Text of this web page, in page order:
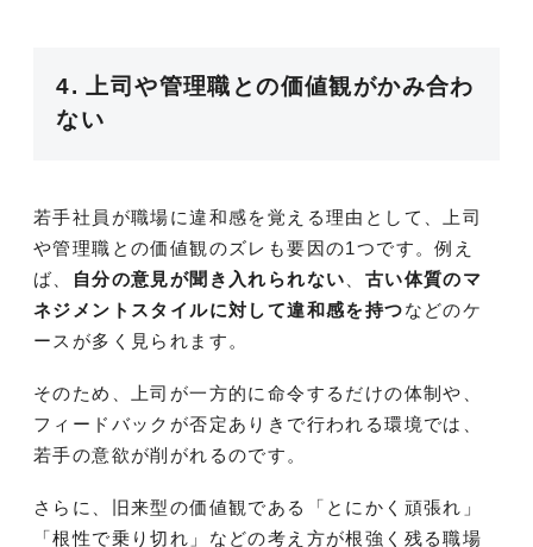
4. 上司や管理職との価値観がかみ合わ
ない
若手社員が職場に違和感を覚える理由として、上司
や管理職との価値観のズレも要因の1つです。例え
ば、
自分の意見が聞き入れられない
古い体質のマ
ネジメントスタイルに対して違和感を持つなどのケ
ースが多く見られます。
そのため、上司が一方的に命令するだけの体制や、
フィードバックが否定ありきで行われる環境では、
若手の意欲が削がれるのです。
さらに、旧来型の価値観である「とにかく頑張れ」
「根性で乗り切れ」などの考え方が根強く残る職場